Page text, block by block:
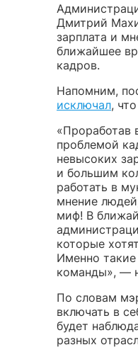
Дмитрий
зарплата и
ближайшее
кадров.
Напомним,
исключал,
«Проработав
проблемой
невысоких
и большим
работать в
мнение
миф! В
которые
Именно
команды», —
По словам
включать в
будет
разных